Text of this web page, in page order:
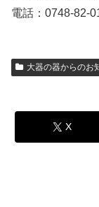
電話：0748-82-
大器の器からのお
X